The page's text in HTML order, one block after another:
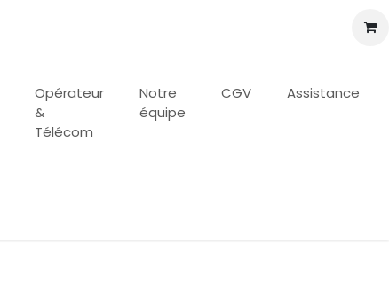
Opérateur
&
Télécom
Notre
équipe
CGV Assistance